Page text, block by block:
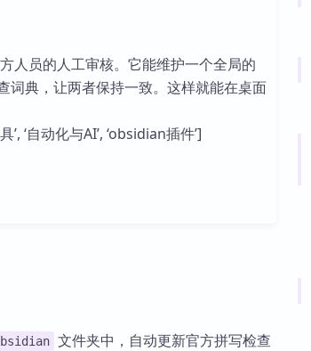
人员的人工审核。它能维护一个全局的
词典，让两者保持一致。这样就能在桌面
’, ‘自动化与AI’, ‘obsidian插件’]
文件夹中，自动更新官方拼写检查